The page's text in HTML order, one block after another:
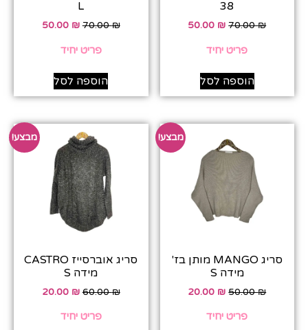
38
70.00₪
50.00 ₪
פריט יחיד
הוספה לסל
L
70.00₪
50.00 ₪
פריט יחיד
הוספה לסל
מבצע!
סריג MANGO מותן בז'
מידה S
50.00₪
20.00 ₪
פריט יחיד
מבצע!
סריג אוברסייז CASTRO
מידה S
60.00₪
20.00 ₪
פריט יחיד